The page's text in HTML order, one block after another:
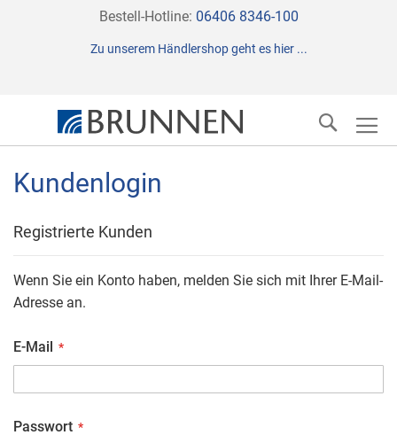
Direkt
Inhalt
Bestell-Hotline: 06406 8346-100
Zu unserem Händlershop geht es hier ...
Suche
Kundenlogin
Registrierte Kunden
Wenn Sie ein Konto haben, melden Sie sich mit Ihrer E-Mail-
Adresse an.
E-Mail
Passwort